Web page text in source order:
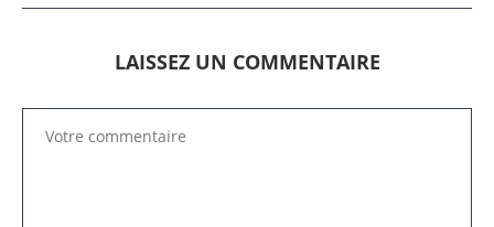
LAISSEZ UN COMMENTAIRE